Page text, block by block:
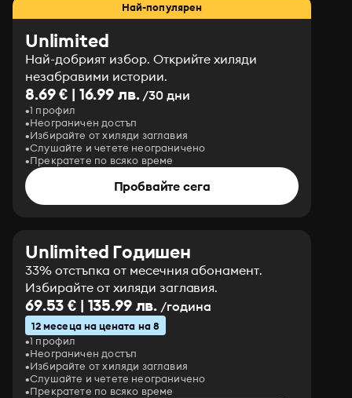
Най-популярен
Unlimited
Най-добрият избор. Открийте хиляди
незабравими истории.
8.69 € | 16.99 лв./30 дни
1 профил
Неограничен достъп
Избирайте от хиляди заглавия
Слушайте и четете неограничено
Прекратете по всяко време
Пробвайте сега
Unlimited Годишен
33% отстъпка от месечния абонамент.
Избирайте от хиляди заглавия.
69.53 € | 135.99 лв. /година
12 месеца на цената на 8
1 профил
Неограничен достъп
Избирайте от хиляди заглавия
Слушайте и четете неограничено
Прекратете по всяко време